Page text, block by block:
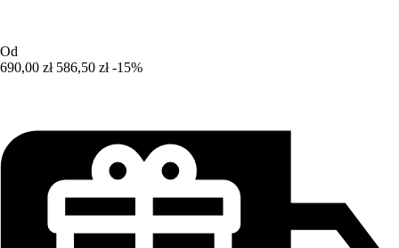
Od
690,00 zł 586,50 zł -15%